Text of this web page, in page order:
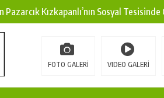
Pazarcık Kızkapanlı’nın Sosyal
Kırsalına Modern Ulaşım Yatırımı.
Uluslararası Başarı: Edinilen Bilgi Türk
FOTO GALERİ VIDEO GALERİ